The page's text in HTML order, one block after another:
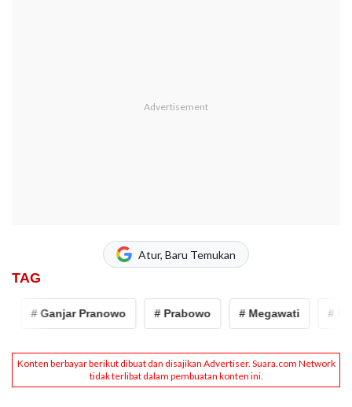
Atur, Baru Temukan
TAG
# Ganjar Pranowo # Prabowo # Megawati #